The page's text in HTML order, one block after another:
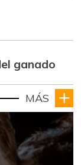
ganado
MÁS